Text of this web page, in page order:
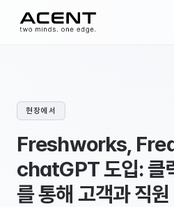
ACENT
현장에서
Freshworks,
chatGPT 도입: 클
를 통해 고객과 직